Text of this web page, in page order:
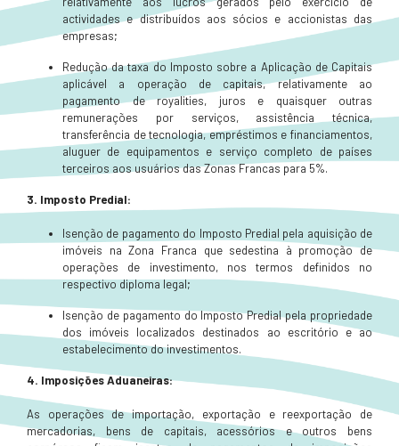
actividades e distribuídos aos sócios e accionistas das
empresas;
Redução da taxa do Imposto sobre a Aplicação de Capitais
aplicável a operação de capitais, relativamente ao
pagamento de royalities, juros e quaisquer outras
remunerações por serviços, assistência técnica,
transferência de tecnologia, empréstimos e financiamentos,
aluguer de equipamentos e serviço completo de países
terceiros aos usuários das Zonas Francas para 5%.
3. Imposto Predial:
Isenção de pagamento do Imposto Predial pela aquisição de
imóveis na Zona Franca que sedestina à promoção de
operações de investimento, nos termos definidos no
respectivo diploma legal;
Isenção de pagamento do Imposto Predial pela propriedade
dos imóveis localizados destinados ao escritório e ao
estabelecimento do investimentos.
4. Imposições Aduaneiras:
As operações de importação, exportação e reexportação de
mercadorias, bens de capitais, acessórios e outros bens